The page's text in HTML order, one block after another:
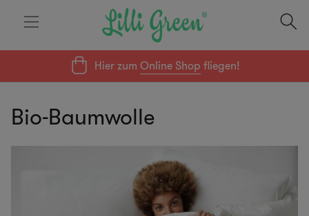
Hier zumOnline Shop fliegen!
Bio-Baumwolle